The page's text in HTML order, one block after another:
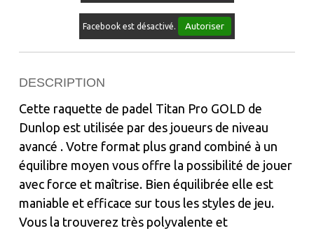
Facebook est désactivé. Autoriser
DESCRIPTION
Cette raquette de padel Titan Pro GOLD de
Dunlop est utilisée par des joueurs de niveau
avancé . Votre format plus grand combiné à un
équilibre moyen vous offre la possibilité de jouer
avec force et maîtrise. Bien équilibrée elle est
maniable et efficace sur tous les styles de jeu.
Vous la trouverez très polyvalente et